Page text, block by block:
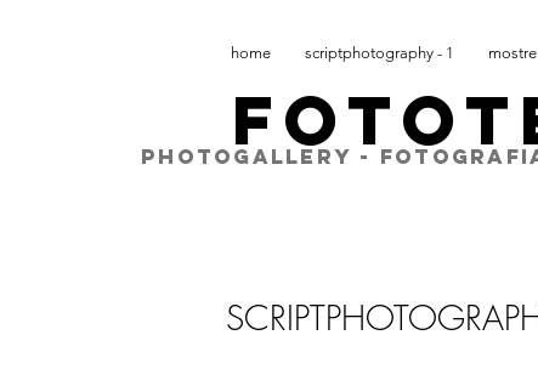
home scriptphotography - 1 mostre
PHOTOGALLERY -